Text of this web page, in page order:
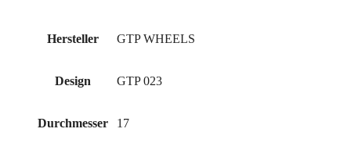
Hersteller GTP WHEELS
Design GTP 023
Durchmesser 17